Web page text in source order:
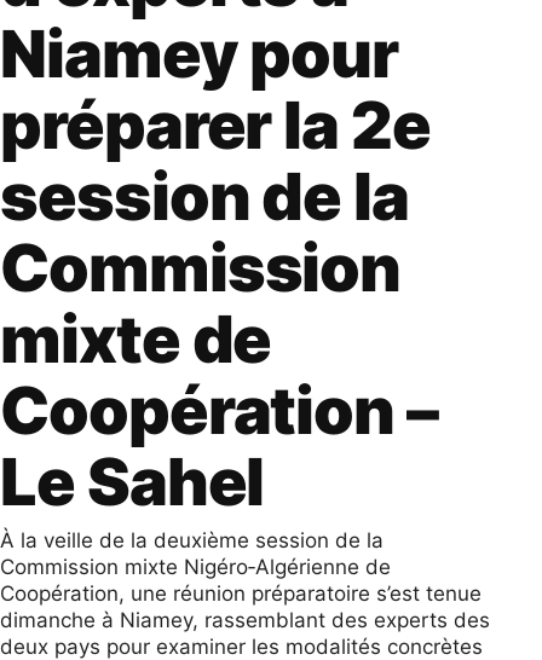
Niamey pour
préparer la 2e
session de la
Commission
mixte de
Coopération –
Le Sahel
À la veille de la deuxième session de la
Commission mixte Nigéro‑Algérienne de
Coopération, une réunion préparatoire s’est tenue
dimanche à Niamey, rassemblant des experts des
deux pays pour examiner les modalités concrètes